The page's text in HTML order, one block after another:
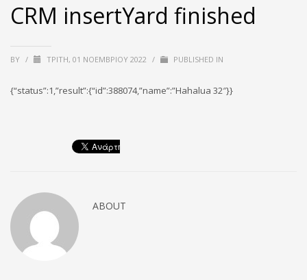
CRM insertYard finished
BY / ΤΡΊΤΗ, 01 ΝΟΕΜΒΡΊΟΥ 2022 / PUBLISHED IN
{“status”:1,”result”:{“id”:388074,”name”:”Hahalua 32″}}
ABOUT